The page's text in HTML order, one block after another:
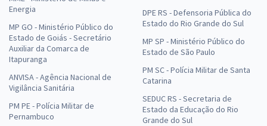
Energia
MP GO - Ministério Público do
Estado de Goiás - Secretário
Auxiliar da Comarca de
Itapuranga
ANVISA - Agência Nacional de
Vigilância Sanitária
PM PE - Polícia Militar de
Pernambuco
DPE RS - Defensoria Pública do
Estado do Rio Grande do Sul
MP SP - Ministério Público do
Estado de São Paulo
PM SC - Polícia Militar de Santa
Catarina
SEDUC RS - Secretaria de
Estado da Educação do Rio
Grande do Sul